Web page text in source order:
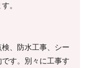
。
、防水工事、シー
す。別々に工事す